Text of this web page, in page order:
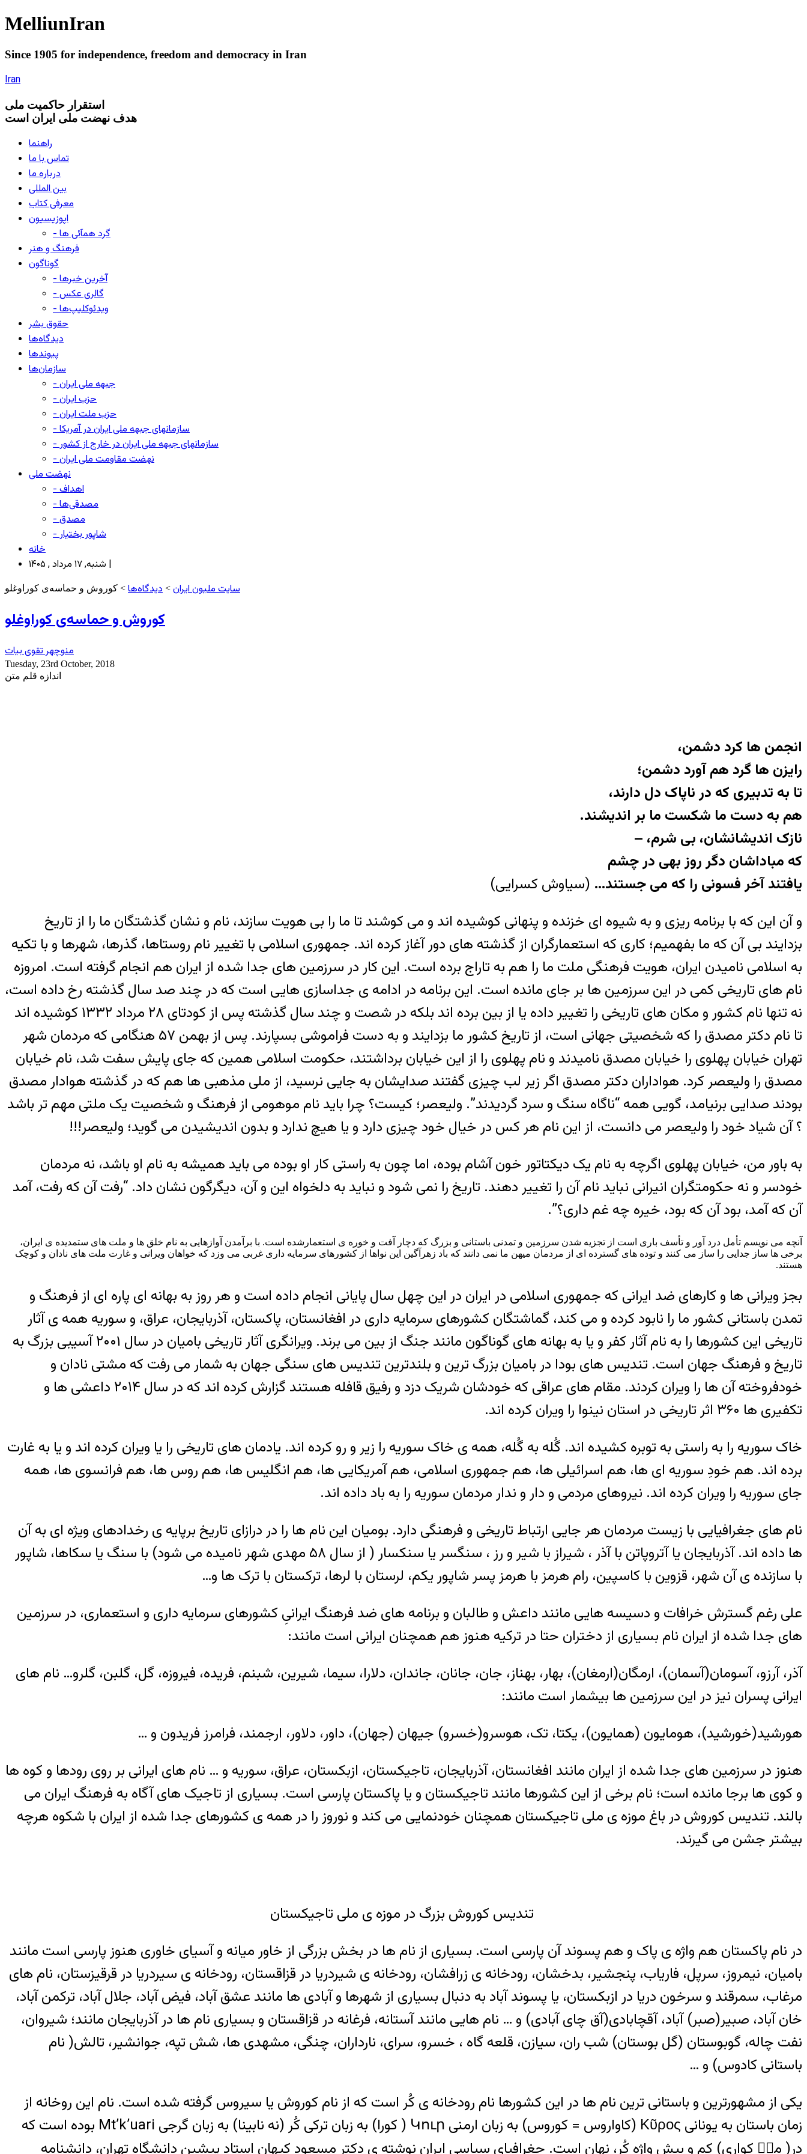
MelliunIran
Since 1905 for independence, freedom and democracy in Iran
Iran
استقرار حاکميت ملی
هدف نهضت ملی ایران است
راهنما
تماس با ما
درباره ما
بین المللی
معرفی کتاب
اپوزیسیون
- گرد همآئی ها
فرهنگ و هنر
گوناگون
- آخرین خبرها
- گالری عکس
- ویدئوکلیپ‌ها
حقوق بشر
دیدگاه‌ها
پیوندها
سازمان‌ها
- جبهه ملی ایران
- حزب ایران
- حزب ملت ایران
- سازمانهای جبهه ملی ایران در آمریکا
- سازمانهای جبهه ملی ایران در خارج از کشور
- نهضت مقاومت ملی ایران
نهضت ملی
- اهداف
- مصدقی‌ها
- مصدق
- شاپور بختیار
خانه
شنبه, ۱۷ مرداد , ۱۴۰۵ |
سایت ملیون ایران > دیدگاه‌ها > کوروش و حماسه‌ی کوراوغلو
کوروش و حماسه‌ی کوراوغلو
منوچهر تقوی بیات
Tuesday, 23rd October, 2018
اندازه قلم متن
انجمن ها کرد دشمن،
رایزن ها گرد هم آورد دشمن؛
تا به تدبیری که در ناپاک دل دارند،
هم به دست ما شکست ما بر اندیشند.
نازک اندیشانشان، بی شرم، –
که مباداشان دگر روز بهی در چشم
یافتند آخر فسونی را که می جستند… (سیاوش کسرایی)
و آن این که با برنامه ریزی و به شیوه ای خزنده و پنهانی کوشیده اند و می کوشند تا ما را بی هویت سازند، نام و نشان گذشتگان ما را از تاریخ
بزدایند بی آن که ما بفهمیم؛ کاری که استعمارگران از گذشته های دور آغاز کرده اند. جمهوری اسلامی با تغییر نام روستاها، گذرها، شهرها و با تکیه
به اسلامی نامیدن ایران، هویت فرهنگی ملت ما را هم به تاراج برده است. این کار در سرزمین های جدا شده از ایران هم انجام گرفته است. امروزه
نام های تاریخی کمی در این سرزمین ها بر جای مانده است. این برنامه در ادامه ی جداسازی هایی است که در چند صد سال گذشته رخ داده است،
نه تنها نام کشور و مکان های تاریخی را تغییر داده یا از بین برده اند بلکه در شصت و چند سال گذشته پس از کودتای ۲۸ مرداد ۱۳۳۲ کوشیده اند
تا نام دکتر مصدق را که شخصیتی جهانی است، از تاریخ کشور ما بزدایند و به دست فراموشی بسپارند. پس از بهمن ۵۷ هنگامی که مردمان شهر
تهران خیابان پهلوی را خیابان مصدق نامیدند و نام پهلوی را از این خیابان برداشتند، حکومت اسلامی همین که جای پایش سفت شد، نام خیابان
مصدق را ولیعصر کرد. هواداران دکتر مصدق اگر زیر لب چیزی گفتند صدایشان به جایی نرسید، از ملی مذهبی ها هم که در گذشته هوادار مصدق
بودند صدایی برنیامد، گویی همه “ناگاه سنگ و سرد گردیدند”. ولیعصر؛ کیست؟ چرا باید نام موهومی از فرهنگ و شخصیت یک ملتی مهم تر باشد
؟ آن شیاد خود را ولیعصر می دانست، از این نام هر کس در خیال خود چیزی دارد و یا هیچ ندارد و بدون اندیشیدن می گوید؛ ولیعصر!!!
به باور من، خیابان پهلوی اگرچه به نام یک دیکتاتور خون آشام بوده، اما چون به راستی کار او بوده می باید همیشه به نام او باشد، نه مردمان
خودسر و نه حکومتگران انیرانی نباید نام آن را تغییر دهند. تاریخ را نمی شود و نباید به دلخواه این و آن، دیگرگون نشان داد. “رفت آن که رفت، آمد
آن که آمد، بود آن که بود، خیره چه غم داری؟”.
آنچه می نویسم تأمل درد آور و تأسف باری است از تجزیه شدن سرزمین و تمدنی باستانی و بزرگ که دچار آفت و خوره ی استعمارشده است. با برآمدن آوازهایی به نام خلق ها و ملت های ستمدیده ی ایران،
برخی ها ساز جدایی را ساز می کنند و توده های گسترده ای از مردمان میهن ما نمی دانند که باد زهرآگین این نواها از کشورهای سرمایه داری غربی می وزد که خواهان ویرانی و غارت ملت های نادان و کوچک
هستند.
بجز ویرانی ها و کارهای ضد ایرانی که جمهوری اسلامی در ایران در این چهل سال پایانی انجام داده است و هر روز به بهانه ای پاره ای از فرهنگ و
تمدن باستانی کشور ما را نابود کرده و می کند، گماشتگان کشورهای سرمایه داری در افغانستان، پاکستان، آذربایجان، عراق، و سوریه همه ی آثار
تاریخی این کشورها را به نام آثار کفر و یا به بهانه های گوناگون مانند جنگ از بین می برند. ویرانگری آثار تاریخی بامیان در سال ۲۰۰۱ آسیبی بزرگ به
تاریخ و فرهنگ جهان است. تندیس های بودا در بامیان بزرگ ترین و بلندترین تندیس های سنگی جهان به شمار می رفت که مشتی نادان و
خودفروخته آن ها را ویران کردند. مقام های عراقی که خودشان شریک دزد و رفیق قافله هستند گزارش کرده اند که در سال ۲۰۱۴ داعشی ها و
تکفیری ها ۳۶۰ اثر تاریخی در استان نینوا را ویران کرده اند.
خاک سوریه را به راستی به توبره کشیده اند. گُله به گُله، همه ی خاک سوریه را زیر و رو کرده اند. یادمان های تاریخی را یا ویران کرده اند و یا به غارت
برده اند. هم خودِ سوریه ای ها، هم اسرائیلی ها، هم جمهوری اسلامی، هم آمریکایی ها، هم انگلیس ها، هم روس ها، هم فرانسوی ها، همه
جای سوریه را ویران کرده اند. نیروهای مردمی و دار و ندار مردمان سوریه را به باد داده اند.
نام های جغرافیایی با زیست مردمان هر جایی ارتباط تاریخی و فرهنگی دارد. بومیان این نام ها را در درازای تاریخ برپایه ی رخدادهای ویژه ای به آن
ها داده اند. آذربایجان یا آتروپاتن با آذر ، شیراز با شیر و رز ، سنگسر یا سنکسار ( از سال ۵۸ مهدی شهر نامیده می شود) با سنگ یا سکاها، شاپور
با سازنده ی آن شهر، قزوین با کاسپین، رام هرمز با هرمز پسر شاپور یکم، لرستان با لرها، ترکستان با ترک ها و…
علی رغم گسترش خرافات و دسیسه هایی مانند داعش و طالبان و برنامه های ضد فرهنگ ایرانیِ کشورهای سرمایه داری و استعماری، در سرزمین
های جدا شده از ایران نام بسیاری از دختران حتا در ترکیه هنوز هم همچنان ایرانی است مانند:
آذر، آرزو، آسومان(آسمان)، ارمگان(ارمغان)، بهار، بهناز، جان، جانان، جاندان، دلارا، سیما، شیرین، شبنم، فریده، فیروزه، گل، گلبن، گلرو… نام های
ایرانی پسران نیز در این سرزمین ها بیشمار است مانند:
هورشید(خورشید)، هومایون (همایون)، یکتا، تک، هوسرو(خسرو) جیهان (جهان)، داور، دلاور، ارجمند، فرامرز فریدون و …
هنوز در سرزمین های جدا شده از ایران مانند افغانستان، آذربایجان، تاجیکستان، ازبکستان، عراق، سوریه و … نام های ایرانی بر روی رودها و کوه ها
و کوی ها برجا مانده است؛ نام برخی از این کشورها مانند تاجیکستان و یا پاکستان پارسی است. بسیاری از تاجیک های آگاه به فرهنگ ایران می
بالند. تندیس کوروش در باغ موزه ی ملی تاجیکستان همچنان خودنمایی می کند و نوروز را در همه ی کشورهای جدا شده از ایران با شکوه هرچه
بیشتر جشن می گیرند.
تندیس کوروش بزرگ در موزه ی ملی تاجیکستان
در نام پاکستان هم واژه ی پاک و هم پسوند آن پارسی است. بسیاری از نام ها در بخش بزرگی از خاور میانه و آسیای خاوری هنوز پارسی است مانند
بامیان، نیمروز، سرپل، فاریاب، پنجشیر، بدخشان، رودخانه ی زرافشان، رودخانه ی شیردریا در قزاقستان، رودخانه ی سیردریا در قرقیزستان، نام های
مرغاب، سمرقند و سرخون دریا در ازبکستان، یا پسوند آباد به دنبال بسیاری از شهرها و آبادی ها مانند عشق آباد، فیض آباد، جلال آباد، ترکمن آباد،
خان آباد، صبیر(صبر) آباد، آقچابادی(آق چای آبادی) و … نام هایی مانند آستانه، فرغانه در قزاقستان و بسیاری نام ها در آذربایجان مانند؛ شیروان،
نفت چاله، گوبوستان (گل بوستان) شب ران، سیازن، قلعه گاه ، خسرو، سرای، نارداران، چنگی، مشهدی ها، شش تپه، جوانشیر، تالش( نام
باستانی کادوس) و …
یکی از مشهورترین و باستانی ترین نام ها در این کشورها نام رودخانه ی کُر است که از نام کوروش یا سیروس گرفته شده است. نام این روخانه از
زمان باستان به یونانی Κῦρος (کاواروس = کوروس) به زبان ارمنی Կուր ( کورا) به زبان ترکی کُر (نه نابینا) به زبان گرجی
Mt’k’uari بوده است که
در( مت۫ کواری) کم و بیش واژه کُر، نهان است. جغرافیای سیاسی ایران نوشته ی دکتر مسعود کیهان استاد پیشین دانشگاه تهران، دانشنامه